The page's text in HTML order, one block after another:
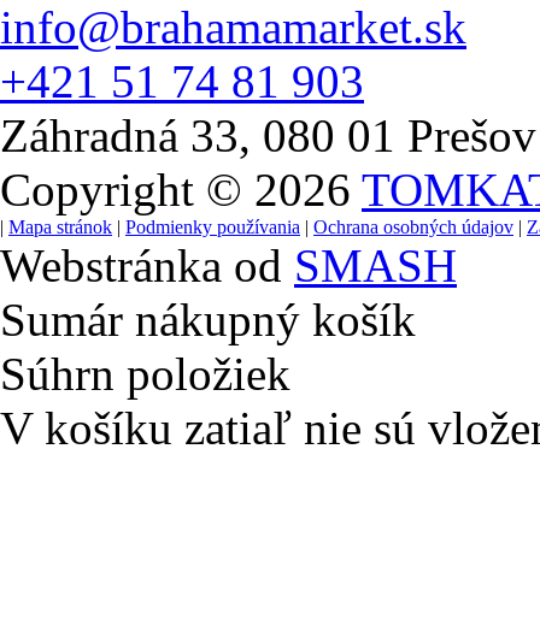
info@brahamamarket.sk
+421 51 74 81 903
Záhradná 33, 080 01 Prešov
Copyright © 2026
| Mapa stránok | Podmienky používania | Ochrana osobných údajov |
Webstránka od SMASH
Sumár nákupný košík
Súhrn položiek
V košíku zatiaľ nie sú